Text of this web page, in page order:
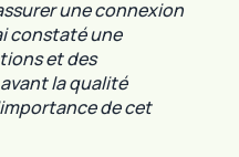
une connexion
constaté une
et des
la qualité
de cet